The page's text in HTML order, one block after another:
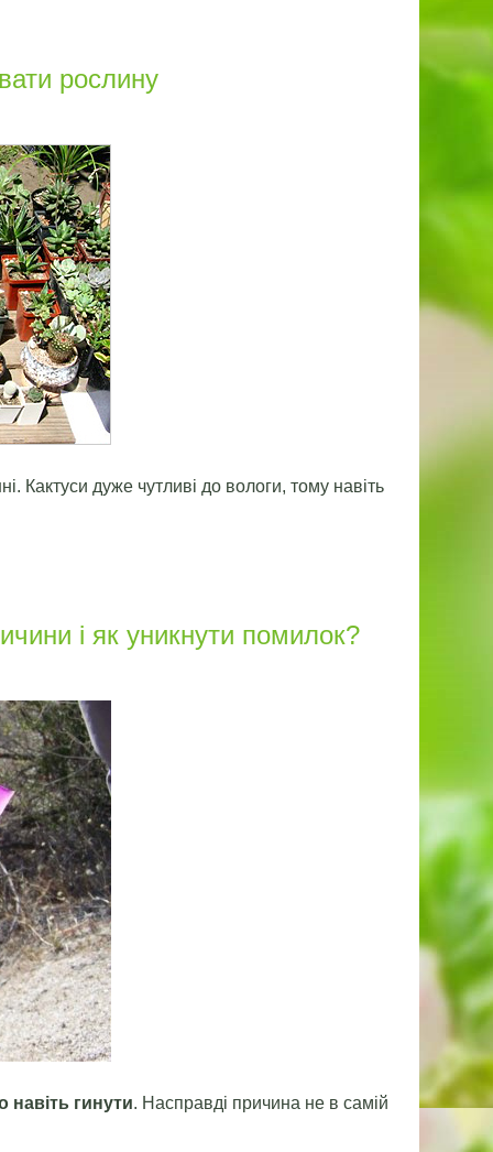
рослину
Кактуси дуже чутливі до вологи, тому навіть
і як уникнути помилок?
навіть гинути. Насправді причина не в самій